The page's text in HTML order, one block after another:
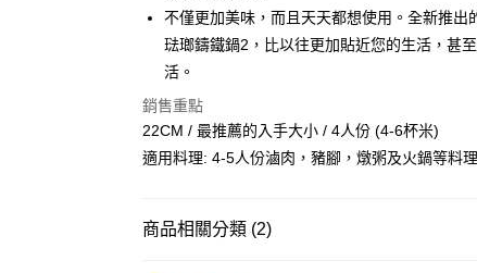
不僅更加美味，而且天天都想使用。全新推出
琺瑯鑄鐵鍋2，比以往更加貼近您的生活，甚
活。
銷售重點
22CM / 最推薦的入手大小 / 4人份 (4-6杯米)
適用料理: 4-5人份滷肉，豬腳，燉粥及火鍋等料理
商品相關分類 (2)